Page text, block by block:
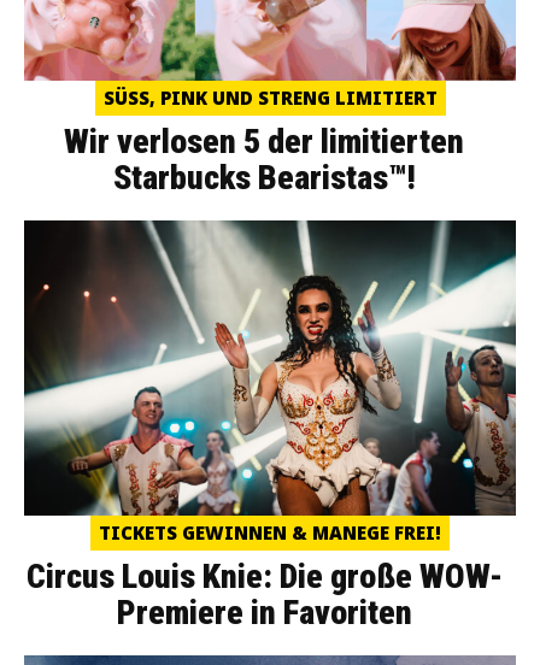
SÜSS, PINK UND STRENG LIMITIERT
Wir verlosen 5 der limitierten
Starbucks Bearistas™!
TICKETS GEWINNEN & MANEGE FREI!
Circus Louis Knie: Die große WOW-
Premiere in Favoriten